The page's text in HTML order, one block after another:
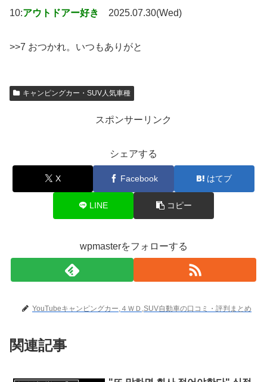
10:アウトドアー好き 2025.07.30(Wed)
>>7 おつかれ。いつもありがと
キャンピングカー・SUV人気車種
スポンサーリンク
シェアする
X Facebook はてブ
LINE コピー
wpmasterをフォローする
YouTubeキャンピングカー,４ＷＤ,SUV自動車の口コミ・評判まとめ
関連記事